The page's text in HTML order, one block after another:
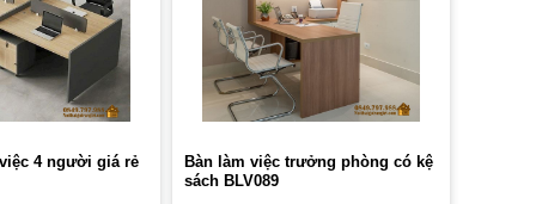
4 người giá rẻ
Bàn làm việc trưởng phòng có kệ
sách BLV089